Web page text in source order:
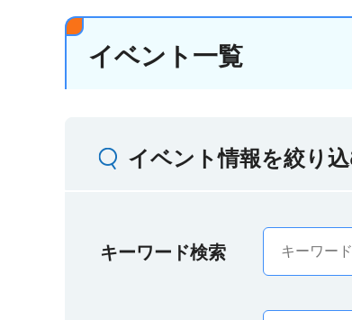
イベント一覧
イベント情報を絞り
キーワード検索